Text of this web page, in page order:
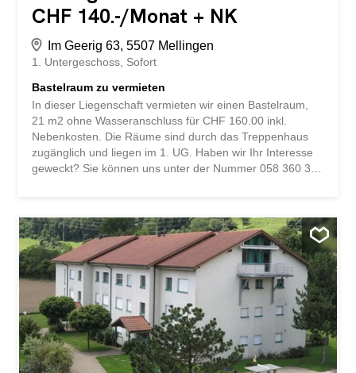
CHF 140.-/Monat + NK
Im Geerig 63, 5507 Mellingen
1. Untergeschoss Sofort
Bastelraum zu vermieten
In dieser Liegenschaft vermieten wir einen Bastelraum,
21 m2 ohne Wasseranschluss für CHF 160.00 inkl.
Nebenkosten. Die Räume sind durch das Treppenhaus
zugänglich und liegen im 1. UG. Haben wir Ihr Interesse
geweckt? Sie können uns unter der Nummer 058 360 39